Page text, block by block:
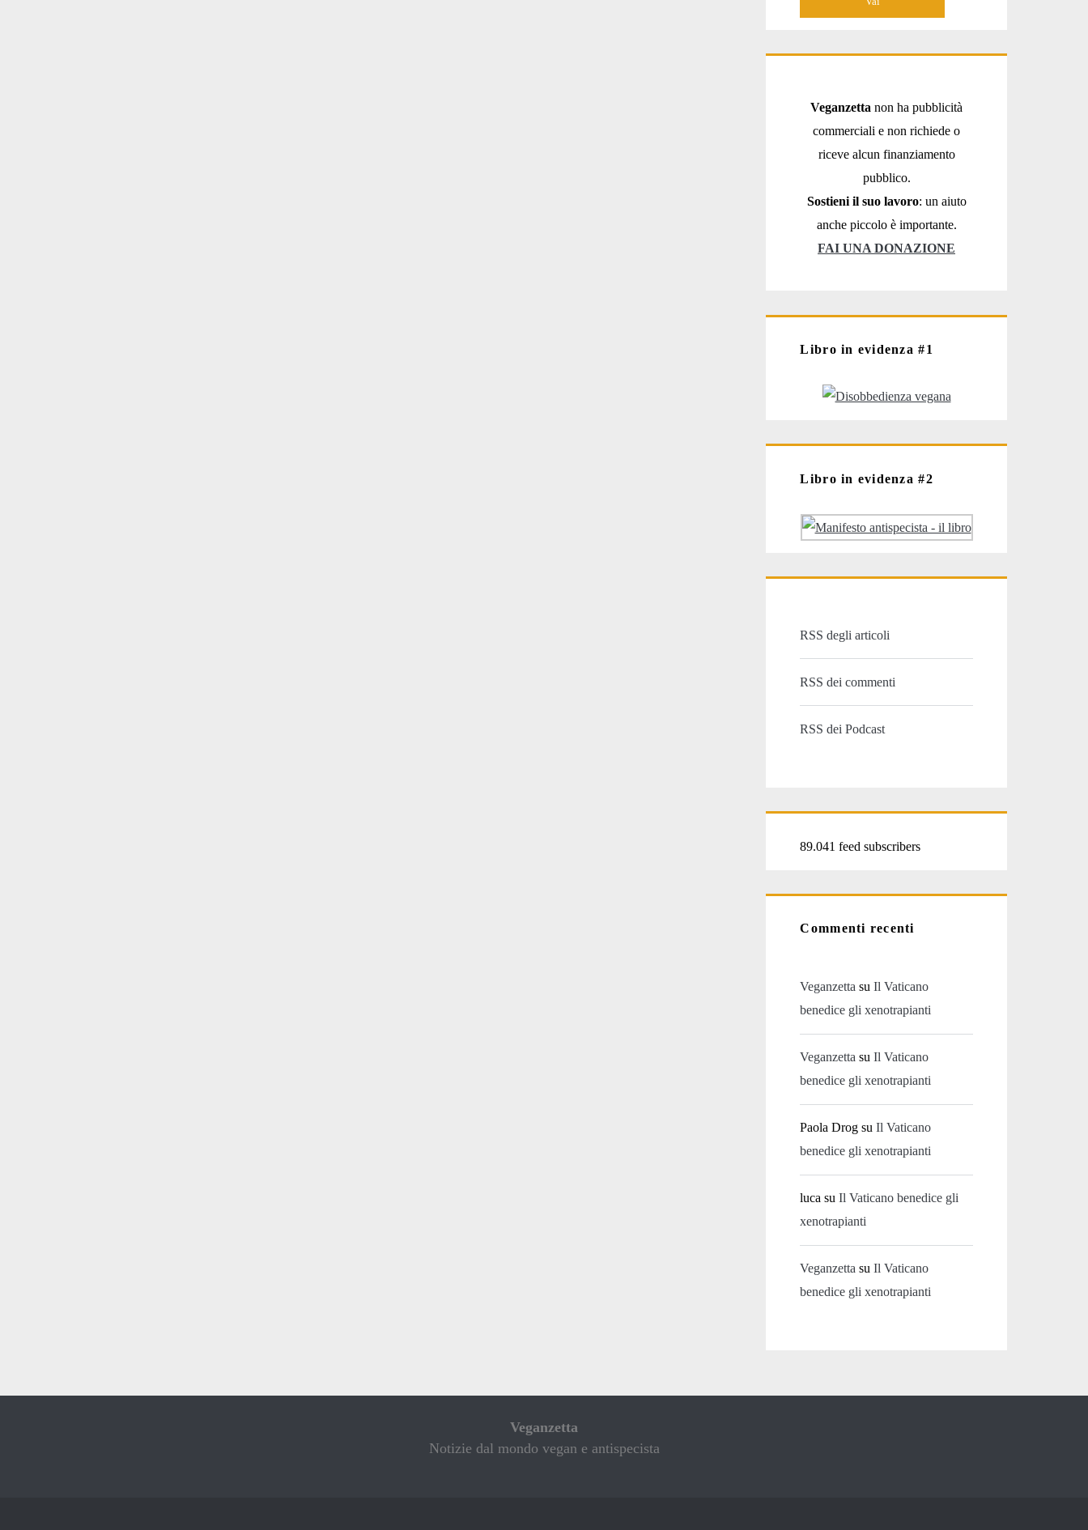
Veganzetta non ha pubblicità
commerciali e non richiede o
riceve alcun finanziamento
pubblico.
Sostieni il suo lavoro: un aiuto
anche piccolo è importante.
FAI UNA DONAZIONE
Libro in evidenza #1
Libro in evidenza #2
RSS degli articoli
RSS dei commenti
RSS dei Podcast
89.041 feed subscribers
Commenti recenti
Veganzetta suIl Vaticano
benedice gli xenotrapianti
Veganzetta suIl Vaticano
benedice gli xenotrapianti
Paola Drog suIl Vaticano
benedice gli xenotrapianti
luca suIl Vaticano benedice gli
xenotrapianti
Veganzetta suIl Vaticano
benedice gli xenotrapianti
Veganzetta
Notizie dal mondo vegan e antispecista